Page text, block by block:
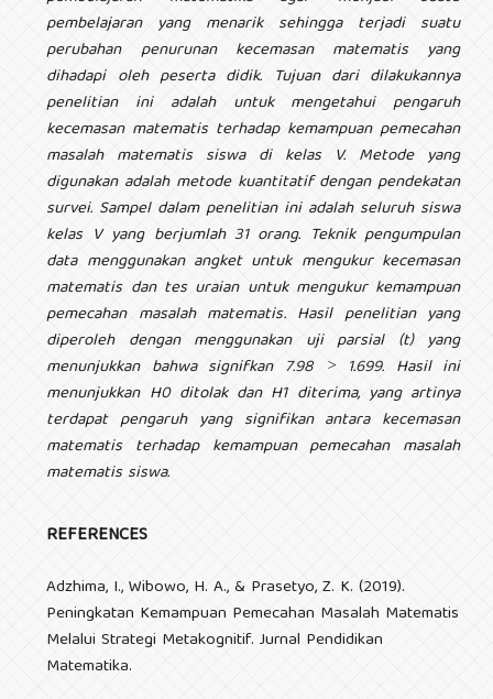
pembelajaran yang menarik sehingga terjadi suatu
perubahan penurunan kecemasan matematis yang
dihadapi oleh peserta didik. Tujuan dari dilakukannya
penelitian ini adalah untuk mengetahui pengaruh
kecemasan matematis terhadap kemampuan pemecahan
masalah matematis siswa di kelas V. Metode yang
digunakan adalah metode kuantitatif dengan pendekatan
survei. Sampel dalam penelitian ini adalah seluruh siswa
kelas V yang berjumlah 31 orang. Teknik pengumpulan
data menggunakan angket untuk mengukur kecemasan
matematis dan tes uraian untuk mengukur kemampuan
pemecahan masalah matematis. Hasil penelitian yang
diperoleh dengan menggunakan uji parsial (t) yang
menunjukkan bahwa signifkan 7.98 ˃ 1.699. Hasil ini
menunjukkan H0 ditolak dan H1 diterima, yang artinya
terdapat pengaruh yang signifikan antara kecemasan
matematis terhadap kemampuan pemecahan masalah
matematis siswa.
REFERENCES
Adzhima, I., Wibowo, H. A., & Prasetyo, Z. K. (2019).
Peningkatan Kemampuan Pemecahan Masalah Matematis
Melalui Strategi Metakognitif. Jurnal Pendidikan
Matematika.